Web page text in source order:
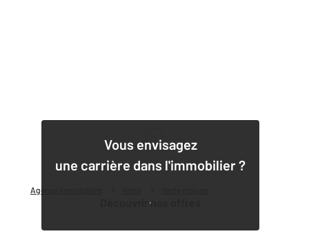
Agence immobilière
Vous envisagez
une carrière dans l'immobilier ?
Découvrir nos offres
1